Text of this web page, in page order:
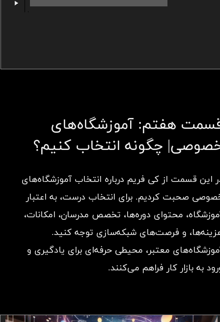
هفتم: آموزشگاه‌های
چگونه انتخاب کنیم؟
این قسمت از کی فریم درباره انتخاب آموزشگاه‌های
صحبت کردیم. برای انتخاب درست، به اعتبار
محتوای دوره‌ها، تخصص مدرسان، امکانات،
و فرصت‌های شبکه‌سازی توجه کنید.
معتبر، محیطی حرفه‌ای برای یادگیری و
به بازار کار فراهم می‌کنند.​​​​​​​